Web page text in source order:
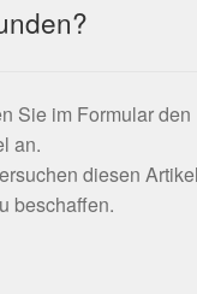
Sie im Formular den
an.
diesen
beschaffen.